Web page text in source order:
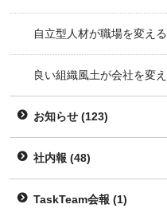
自立型人材が職場を変え
良い組織風土が会社を変
お知らせ (123)
社内報 (48)
TaskTeam会報 (1)